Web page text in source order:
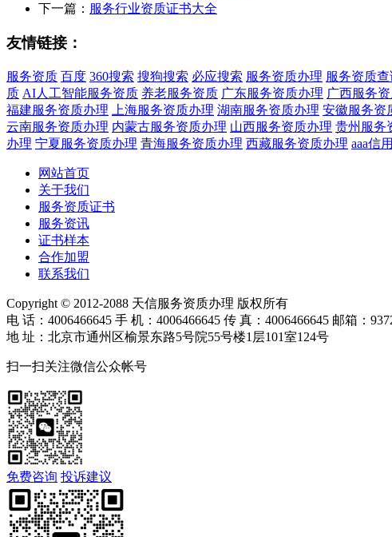
下一篇： 服务行业资质证书大全
友情链接：
服务资质 百度 360搜索 搜狗搜索 必应搜索 服务资质办理 服务资质
质 AI人工智能服务资质 养老服务资质 广东服务资质办理 广西服务
福建服务资质办理
上海服务资质办理 湖南服务资质办理 安徽服务资
云南服务资质办理 内蒙古服务资质办理 山西服务资质办理 贵州服务
办理 宁夏服务资质办理 青海服务资质办理 西藏服务资质办理 aaa信
网站首页
关于我们
服务资质证书
服务资讯
证书样本
合作加盟
联系我们
Copyright © 2012-2088 天信服务资质办理 版权所有
电 话：4006466645 手 机：4006466645 传 真：4006466645 邮箱：
地 址：北京市通州区榆景东路5号院55号楼1层101室124号
扫一扫关注微信公众帐号
免费咨询 投诉建议